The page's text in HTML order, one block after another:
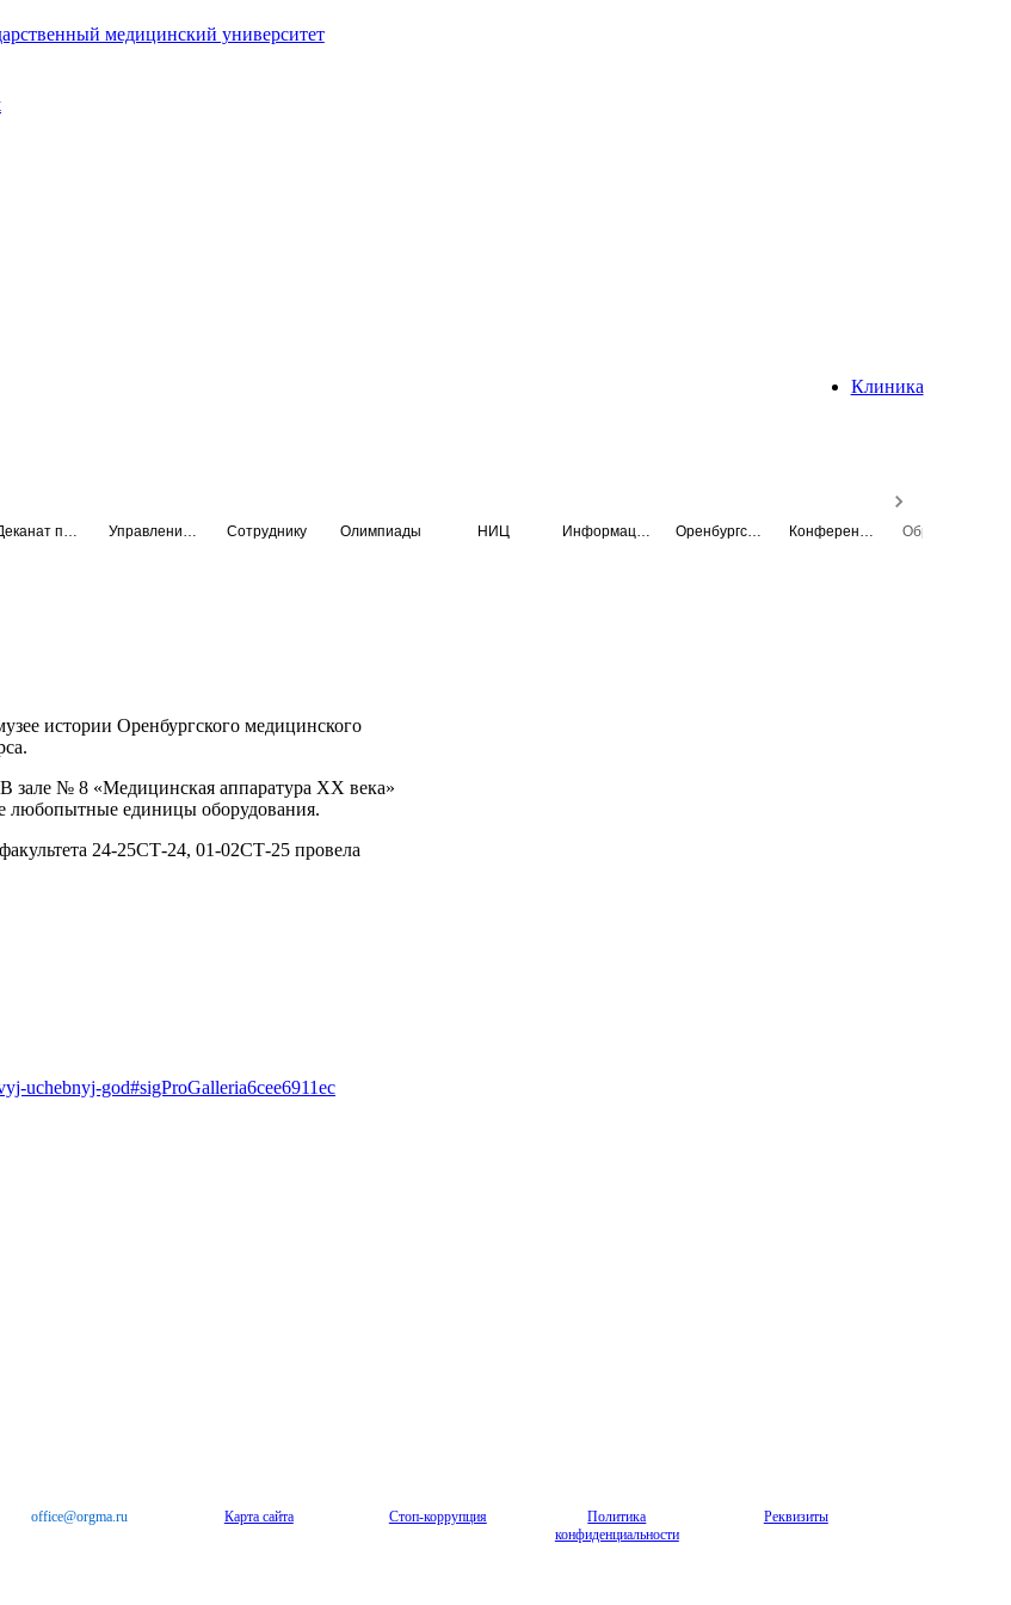
медицинский университет
Клиника
Сотруднику Олимпиады НИЦ
истории Оренбургского медицинского
зале № 8 «Медицинская аппаратура XX века»
любопытные единицы оборудования.
24-25СТ-24, 01-02СТ-25 провела
uchebnyj-god#sigProGalleria6cee6911ec
office@orgma.ru Карта сайта Стоп-коррупция
Политика
конфиденциальности
Реквизиты